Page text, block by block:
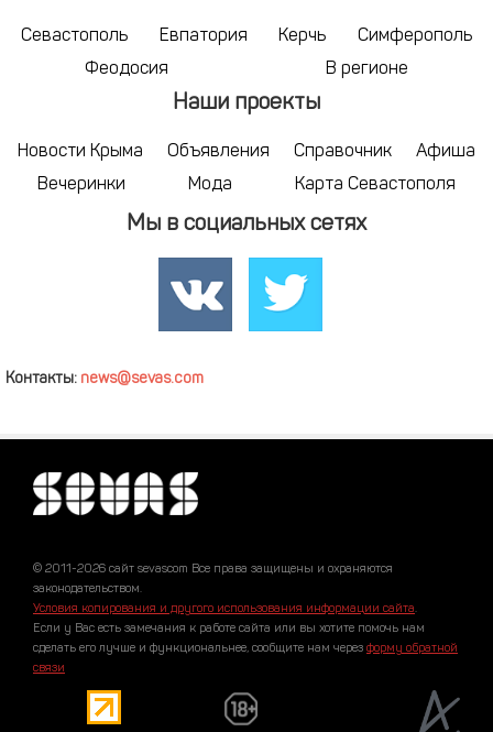
Севастополь Евпатория Керчь
Симферополь
Феодосия
В регионе
Наши проекты
Новости Крыма Объявления Справочник
Афиша
Вечеринки
Мода Карта Севастополя
Мы в социальных сетях
Контакты: news@sevas.com
© 2011-2026 сайт sevascom Все права защищены и охраняются
законодательством.
Условия копирования и другого использования информации сайта.
Если у Вас есть замечания к работе сайта или вы хотите помочь нам
сделать его лучше и функциональнее, сообщите нам через форму обратной
связи